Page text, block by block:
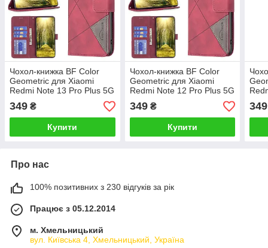
Чохол-книжка BF Color
Geometric для Xiaomi
Redmi Note 13 Pro Plus 5G
Rose Red
349 ₴
Купити
Чохол-книжка BF Color
Geometric для Xiaomi
Redmi Note 12 Pro Plus 5G
Rose Red
349₴
Купити
349
Про нас
100% позитивних з 230 відгуків за рік
Працює з 05.12.2014
м. Хмельницький
вул. Київська 4, Хмельницький, Україна